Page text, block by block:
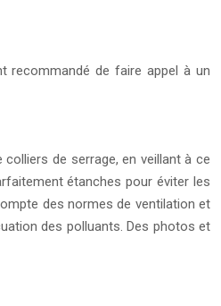
recommandé de faire appel à un
de serrage, en veillant à ce
étanches pour éviter les
des normes de ventilation et
des polluants. Des photos et